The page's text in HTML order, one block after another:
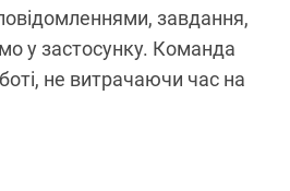
завдання,
у застосунку. Команда
не витрачаючи час на